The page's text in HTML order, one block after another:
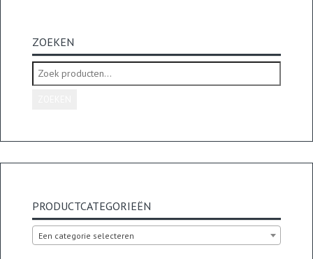
ZOEKEN
Zoeken
naar:
PRODUCTCATEGORIEËN
Een categorie selecteren